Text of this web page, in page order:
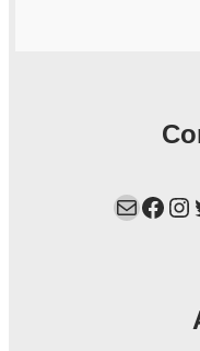
Mail Facebook Instagram Twitter